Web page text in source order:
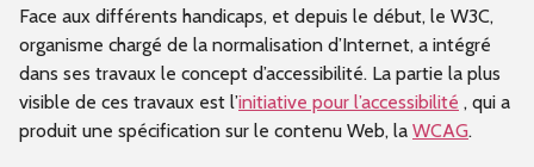
Face aux différents handicaps, et depuis le début, le W3C,
organisme chargé de la normalisation d’Internet, a intégré
dans ses travaux le concept d’accessibilité. La partie la plus
visible de ces travaux est l’initiative pour l’accessibilité , qui a
produit une spécification sur le contenu Web, la WCAG.